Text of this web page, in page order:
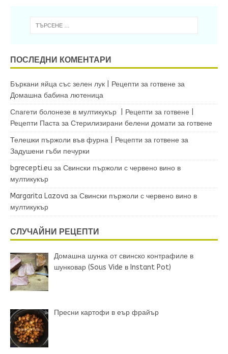
ПОСЛЕДНИ КОМЕНТАРИ
Бъркани яйца със зелен лук | Рецепти за готвене за
Домашна бабина лютеница
Спагети болонезе в мултикукър | Рецепти за готвене |
Рецепти Паста за Стерилизирани белени домати за готвене
Телешки пържоли във фурна | Рецепти за готвене за
Задушени гъби печурки
bgrecepti.eu за Свински пържоли с червено вино в
мултикукър
Margarita Lazova за Свински пържоли с червено вино в
мултикукър
СЛУЧАЙНИ РЕЦЕПТИ
Домашна шунка от свинско контрафиле в
шунковар (Sous Vide в Instant Pot)
Пресни картофи в еър фрайър